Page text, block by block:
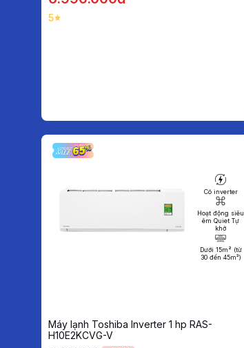
5
Có inverter
Hoạt động siêu
êm Quiet Tự
khở
Dưới 15m² (từ
30 đến 45m³)
Máy lạnh Toshiba Inverter 1 hp RAS-
H10E2KCVG-V